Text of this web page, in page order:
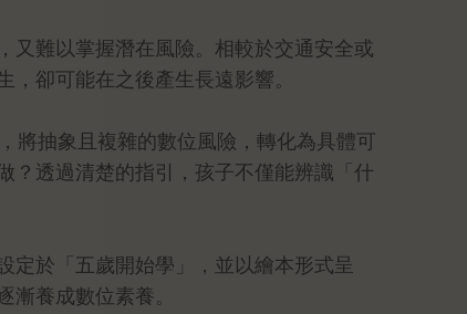
又難以掌握潛在風險。相較於交通安全或
卻可能在之後產生長遠影響。
將抽象且複雜的數位風險，轉化為具體可
？透過清楚的指引，孩子不僅能辨識「什
定於「五歲開始學」，並以繪本形式呈
養成數位素養。